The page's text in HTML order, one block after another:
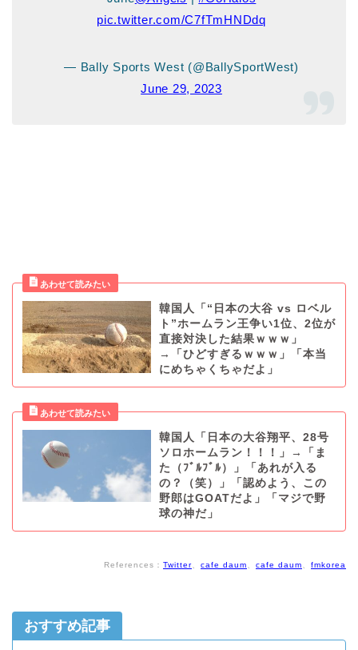
pic.twitter.com/C7fTmHNDdq
— Bally Sports West (@BallySportWest)
June 29, 2023
韓国人「“日本の大谷 vs ロベル
ト”ホームラン王争い1位、2位が
直接対決した結果ｗｗｗ」
→「ひどすぎるｗｗｗ」「本当
にめちゃくちゃだよ」
韓国人「日本の大谷翔平、28号
ソロホームラン！！！」→「ま
た（ﾌﾞﾙﾌﾞﾙ）」「あれが入る
の？（笑）」「認めよう、この
野郎はGOATだよ」「マジで野
球の神だ」
References： Twitter cafe daum cafe daum fmkorea
おすすめ記事